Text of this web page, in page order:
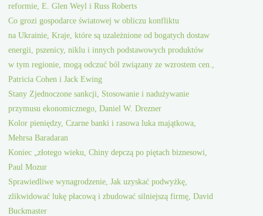
reformie, E. Glen Weyl i Russ Roberts
Co grozi gospodarce światowej w obliczu konfliktu
na Ukrainie, Kraje, które są uzależnione od bogatych dostaw
energii, pszenicy, niklu i innych podstawowych produktów
w tym regionie, mogą odczuć ból związany ze wzrostem cen.,
Patricia Cohen i Jack Ewing
Stany Zjednoczone sankcji, Stosowanie i nadużywanie
przymusu ekonomicznego, Daniel W. Drezner
Kolor pieniędzy, Czarne banki i rasowa luka majątkowa,
Mehrsa Baradaran
Koniec „złotego wieku, Chiny depczą po piętach biznesowi,
Paul Mozur
Sprawiedliwe wynagrodzenie, Jak uzyskać podwyżkę,
zlikwidować lukę płacową i zbudować silniejszą firmę, David
Buckmaster